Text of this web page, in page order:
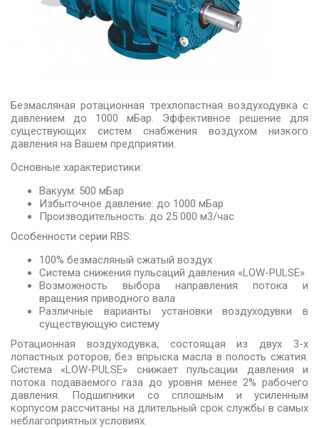
Безмасляная ротационная трехлопастная воздуходувка с
давлением до 1000 мБар. Эффективное решение для
существующих систем снабжения воздухом низкого
давления на Вашем предприятии.
Основные характеристики:
Вакуум: 500 мБар
Избыточное давление: до 1000 мБар
Производительность: до 25 000 м3/час
Особенности серии RBS:
100% безмасляный сжатый воздух
Система снижения пульсаций давления «LOW-PULSE»
Возможность выбора направления потока и
вращения приводного вала
Различные варианты установки воздуходувки в
существующую систему
Ротационная воздуходувка, состоящая из двух 3-х
лопастных роторов, без впрыска масла в полость сжатия.
Система «LOW-PULSE» снижает пульсации давления и
потока подаваемого газа до уровня менее 2% рабочего
давления. Подшипники со сплошным и усиленным
корпусом рассчитаны на длительный срок службы в самых
неблагоприятных условиях.